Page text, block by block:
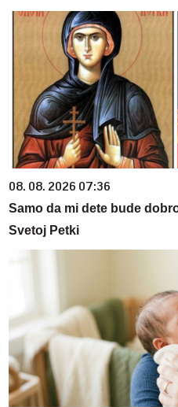
08. 08. 2026 07:36
Samo da mi dete bude
Svetoj Petki